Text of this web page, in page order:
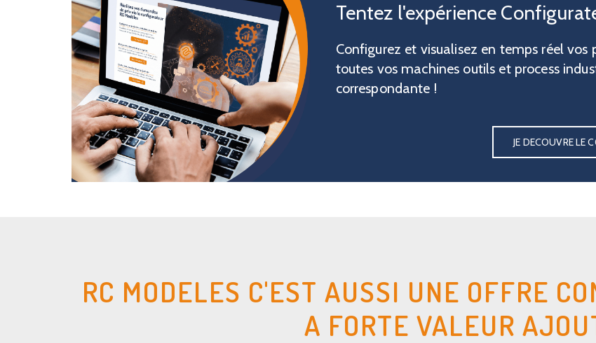
Tentez l'expérience
Configurez et visualisez en temps réel
toutes vos machines outils et process
correspondante !
JE DECOUVRE LE
RC MODELES C'EST AUSSI UNE OFFRE
A FORTE VALEUR